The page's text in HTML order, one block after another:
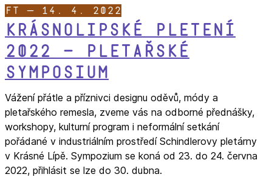
Krásnolipské pletení
2022 – pletařské
symposium
FT — 14. 4. 2022
Vážení přátle a příznivci designu oděvů, módy a
pletařského remesla, zveme vás na odborné přednášky,
workshopy, kulturní program i neformální setkání
pořádané v industriálním prostředí Schindlerovy pletárny
v Krásné Lípě. Sympozium se koná od 23. do 24. června
2022, přihlásit se lze do 30. dubna.